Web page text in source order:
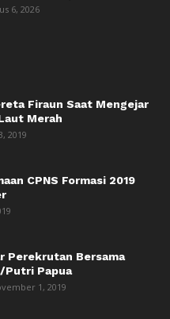
6, 2026
Firaun Saat Mengejar
Merah
2019
CPNS Formasi 2019
Perekrutan Bersama
Putri Papua
1, 2019